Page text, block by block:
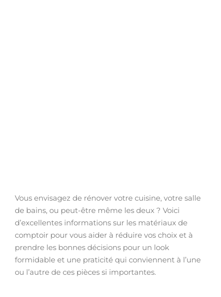
Vous envisagez de rénover votre cuisine, votre salle
de bains, ou peut-être même les deux ? Voici
d’excellentes informations sur les matériaux de
comptoir pour vous aider à réduire vos choix et à
prendre les bonnes décisions pour un look
formidable et une praticité qui conviennent à l’une
ou l’autre de ces pièces si importantes.